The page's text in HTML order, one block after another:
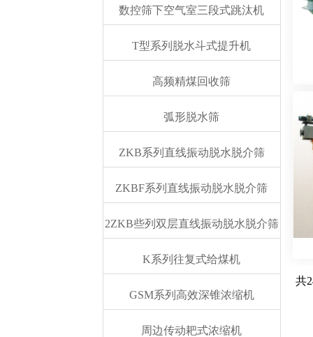
数控筛下空气室三段式跳汰机
T型系列脱水斗式提升机
高频精煤回收筛
弧形脱水筛
ZKB系列直线振动脱水脱介筛
ZKBF系列直线振动脱水脱介筛
2ZKB些列双层直线振动脱水脱介筛
K系列往复式给煤机
GSM系列高效深锥浓缩机
周边传动耙式浓缩机
共